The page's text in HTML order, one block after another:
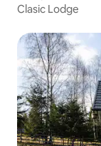
Clasic Lodge